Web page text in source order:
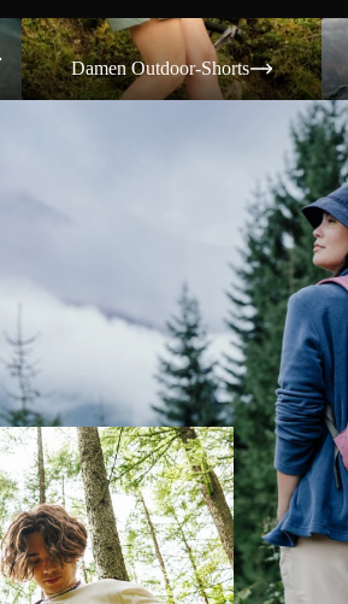
Damen Outdoor-Shorts
Damen Outdoor-Shorts